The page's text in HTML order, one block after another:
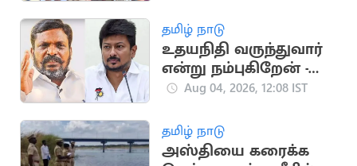
தமிழ் நாடு
உதயநிதி வருந்துவார்
என்று நம்புகிறேன் -
திருமாவளவன்
Aug 04, 2026, 12:08 IST
தமிழ் நாடு
அஸ்தியை கரைக்க